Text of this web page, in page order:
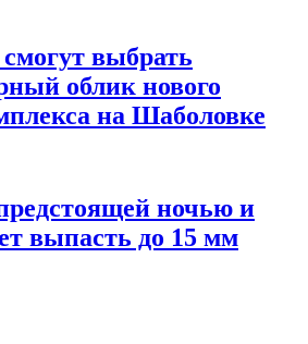
выбрать
облик нового
на Шаболовке
ночью и
выпасть до 15 мм